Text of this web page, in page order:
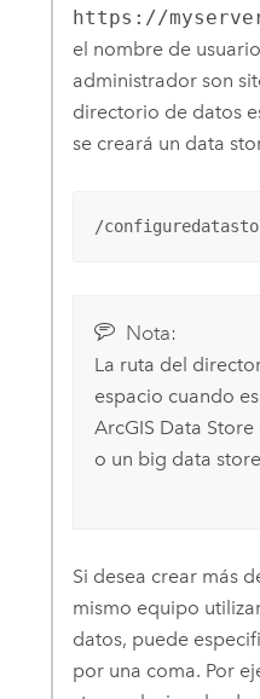
https://
el nombre de
administrador son
directorio de datos
se creará un data
/
Nota:
La ruta del
espacio cuando
ArcGIS Data Store
o un big data
Si desea crear más
mismo equipo
datos, puede
por una coma. Por